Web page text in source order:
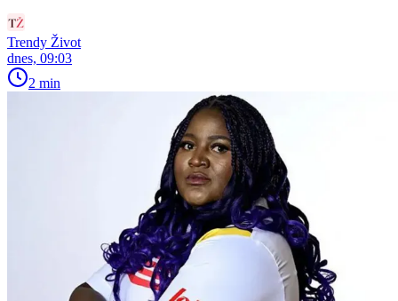
Trendy Život
dnes, 09:03
2 min